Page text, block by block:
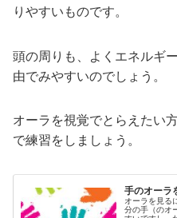
りやすいものです。
頭の周りも、よくエネルギ
由でみやすいのでしょう。
オーラを視覚でとらえたい
で練習をしましょう。
手のオーラ
オーラを見る
分の手（のオ